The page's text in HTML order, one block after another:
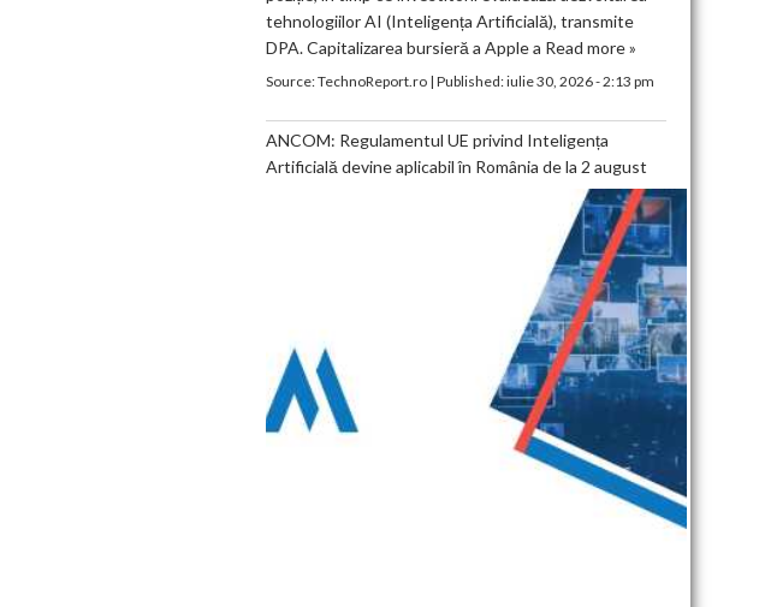
tehnologiilor AI (Inteligența Artificială), transmite
DPA. Capitalizarea bursieră a Apple a Read more »
Source:TechnoReport.ro| Published:iulie 30, 2026 - 2:13 pm
ANCOM: Regulamentul UE privind Inteligența
Artificială devine aplicabil în România de la 2 august